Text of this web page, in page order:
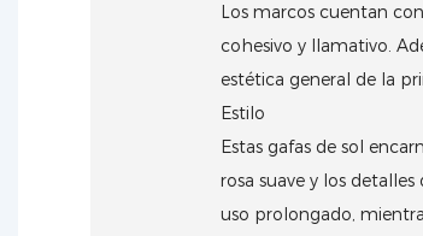
Los marcos cuentan
cohesivo y llamativo.
estética general de la
Estilo
Estas gafas de sol
rosa suave y los
uso prolongado,